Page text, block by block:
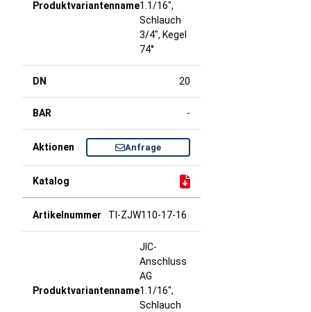
1.1/16",
Schlauch
3/4", Kegel
74°
20
-
Anfrage
TI-ZJW110-17-16
JIC-
Anschluss
AG
1.1/16",
Schlauch